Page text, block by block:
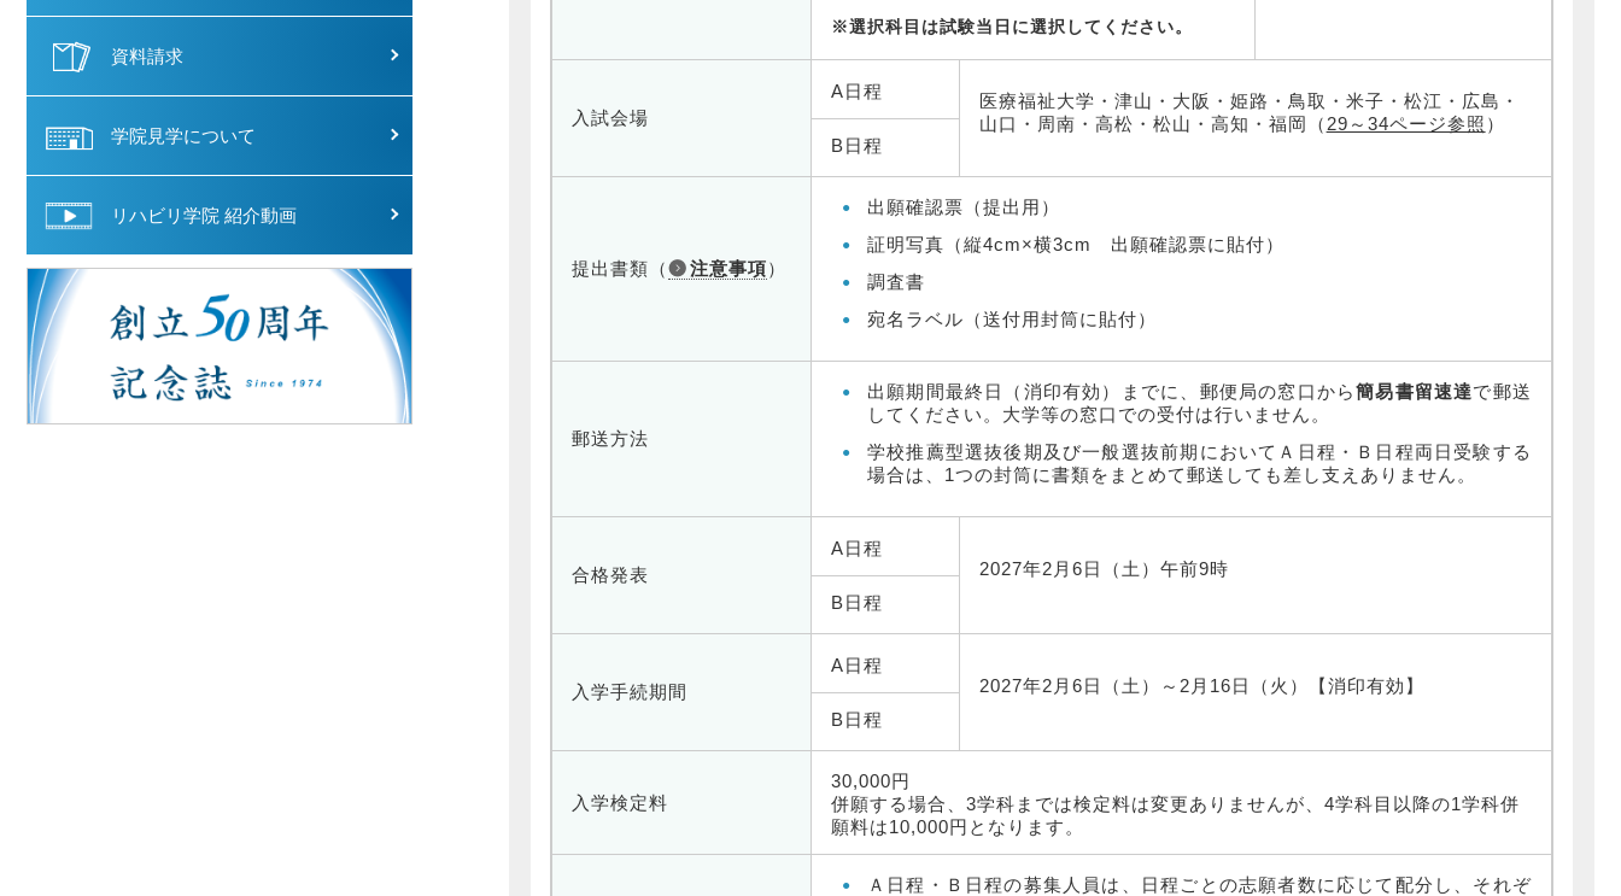
資料請求
学院見学について
リハビリ学院 紹介動画
※選択科目は試験当日に選択してください。
入試会場
A日程
B日程
医療福祉大学・津山・大阪・姫路・鳥取・米子・松江・広島・
山口・周南・高松・松山・高知・福岡（ 29～34ページ参照 ）
提出書類（ 注意事項）
出願確認票（提出用）
証明写真（縦4cm×横3cm 出願確認票に貼付）
調査書
宛名ラベル（送付用封筒に貼付）
郵送方法
出願期間最終日（消印有効）までに、郵便局の窓口から簡易書留速達で郵送
してください。大学等の窓口での受付は行いません。
学校推薦型選抜後期及び一般選抜前期においてＡ日程・Ｂ日程両日受験する
場合は、1つの封筒に書類をまとめて郵送しても差し支えありません。
合格発表
A日程
B日程
2027年2月6日（土）午前9時
入学手続期間
A日程
B日程
2027年2月6日（土）～2月16日（火）【消印有効】
入学検定料
30,000円
併願する場合、3学科までは検定料は変更ありませんが、4学科目以降の1学科併
願料は10,000円となります。
Ａ日程・Ｂ日程の募集人員は、日程ごとの志願者数に応じて配分し、それぞ